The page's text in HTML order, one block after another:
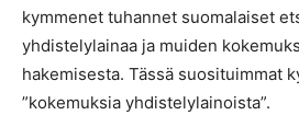
kymmenet tuhannet suomalaiset
yhdistelylainaa ja muiden
hakemisesta. Tässä suosituimmat
”kokemuksia yhdistelylainoista”.